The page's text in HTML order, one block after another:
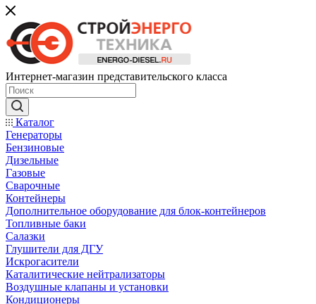
Интернет-магазин представительского класса
Каталог
Генераторы
Бензиновые
Дизельные
Газовые
Сварочные
Контейнеры
Дополнительное оборудование для блок-контейнеров
Топливные баки
Салазки
Глушители для ДГУ
Искрогасители
Каталитические нейтрализаторы
Воздушные клапаны и установки
Кондиционеры